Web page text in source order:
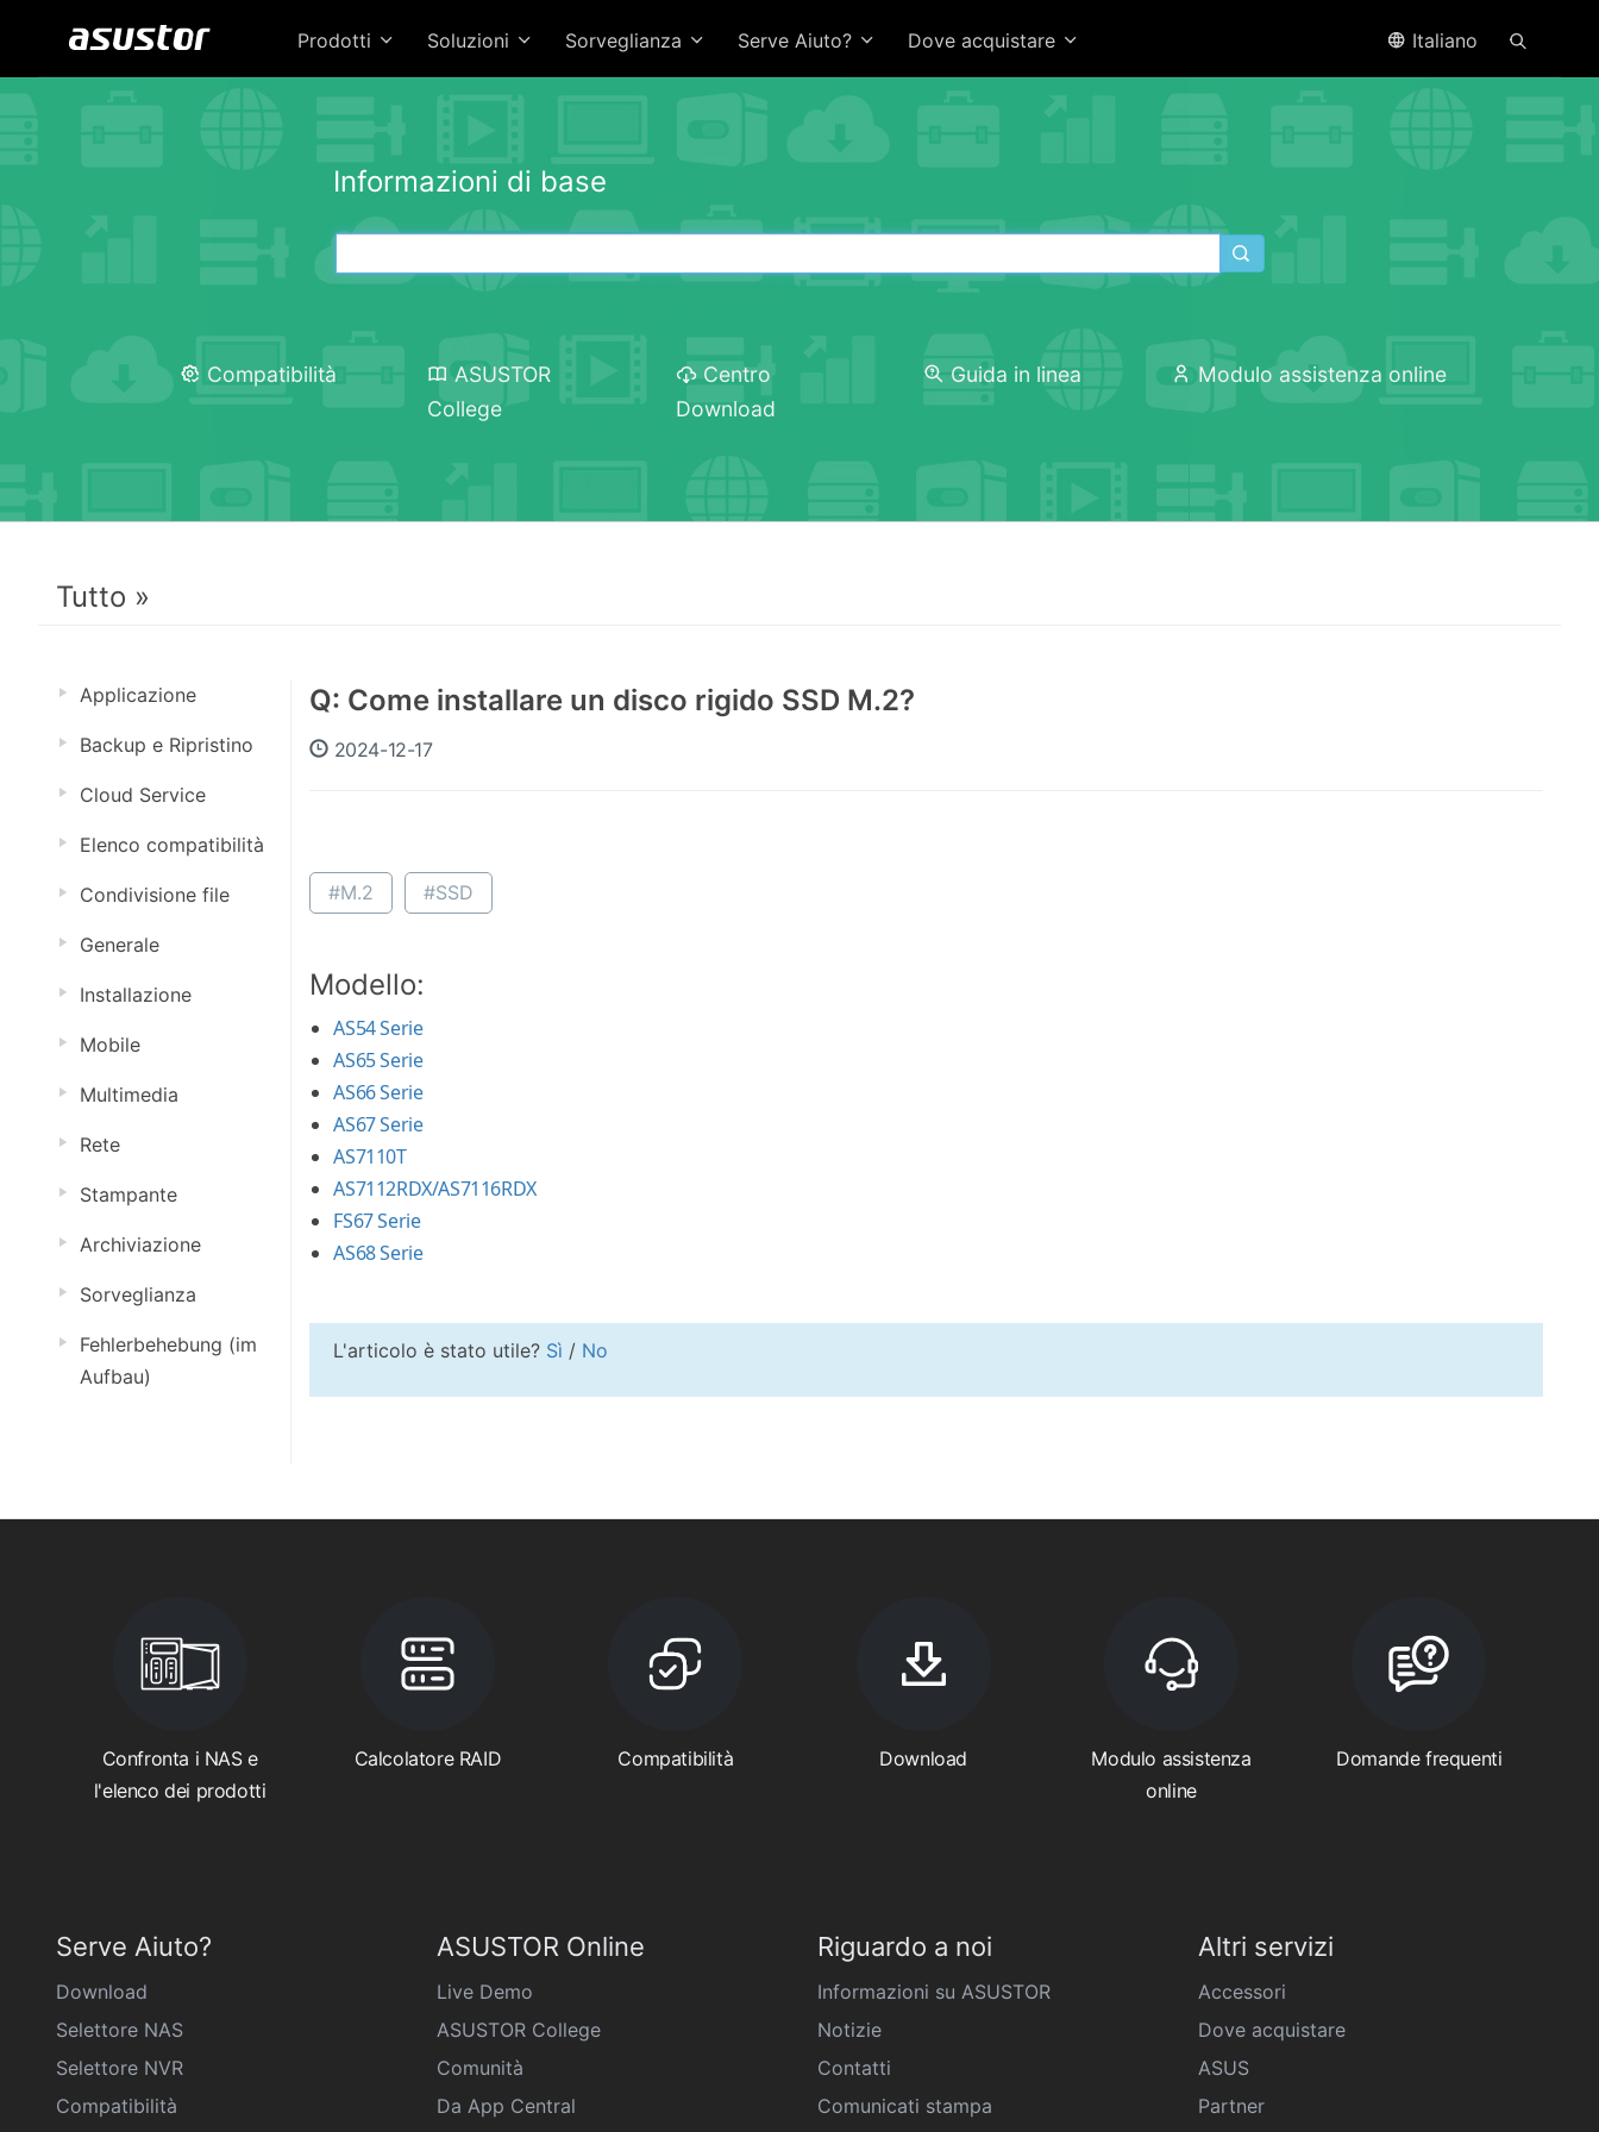
Prodotti Soluzioni Sorveglianza Serve Aiuto? Dove acquistare Italiano
Informazioni di base
Compatibilità
ASUSTOR
College
Centro
Download
Guida in linea Modulo assistenza online
Tutto »
Applicazione
Backup e Ripristino
Cloud Service
Elenco compatibilità
Condivisione file
Generale
Installazione
Mobile
Multimedia
Rete
Stampante
Archiviazione
Sorveglianza
Fehlerbehebung (im
Aufbau)
Q: Come installare un disco rigido SSD M.2?
2024-12-17
#M.2 #SSD
Modello:
AS54 Serie
AS65 Serie
AS66 Serie
AS67 Serie
AS7110T
AS7112RDX/AS7116RDX
FS67 Serie
AS68 Serie
L'articolo è stato utile? Sì / No
Confronta i NAS e
l'elenco dei prodotti
Calcolatore RAID Compatibilità Download
Modulo assistenza
online
Domande frequenti
Serve Aiuto?
Download
Selettore NAS
Selettore NVR
Compatibilità
ASUSTOR Online
Live Demo
ASUSTOR College
Comunità
Da App Central
Riguardo a noi
Informazioni su ASUSTOR
Notizie
Contatti
Comunicati stampa
Altri servizi
Accessori
Dove acquistare
ASUS
Partner